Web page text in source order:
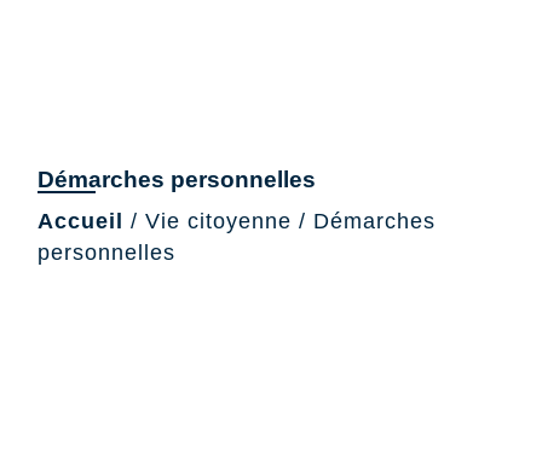
Démarches personnelles
Accueil / Vie citoyenne / Démarches
personnelles